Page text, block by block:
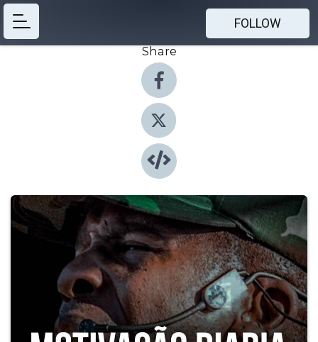
FOLLOW
Share